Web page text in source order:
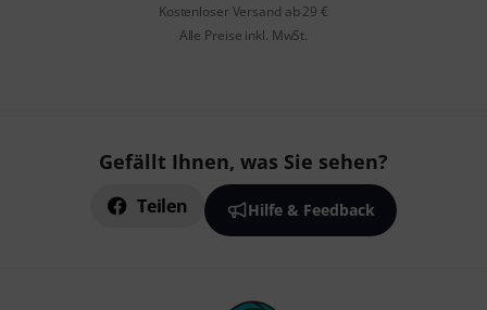
Kostenloser Versand ab 29 €
Alle Preise inkl. MwSt.
Gefällt Ihnen, was Sie sehen?
Teilen Hilfe & Feedback